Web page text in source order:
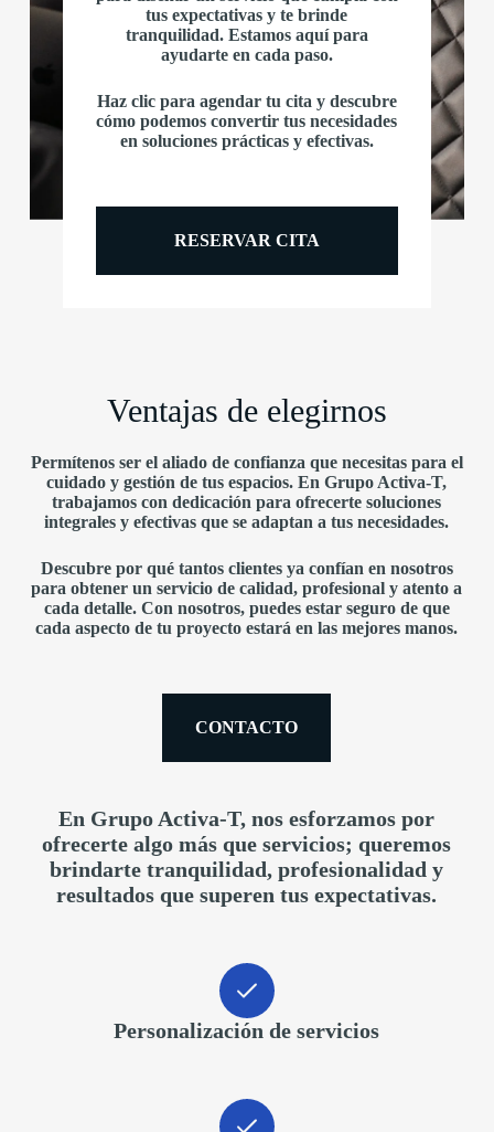
tus expectativas y te brinde
tranquilidad. Estamos aquí para
ayudarte en cada paso.
Haz clic para agendar tu cita y descubre
cómo podemos convertir tus necesidades
en soluciones prácticas y efectivas.
RESERVAR CITA
Ventajas de elegirnos
Permítenos ser el aliado de confianza que necesitas para el
cuidado y gestión de tus espacios. En Grupo Activa-T,
trabajamos con dedicación para ofrecerte soluciones
integrales y efectivas que se adaptan a tus necesidades.
Descubre por qué tantos clientes ya confían en nosotros
para obtener un servicio de calidad, profesional y atento a
cada detalle. Con nosotros, puedes estar seguro de que
cada aspecto de tu proyecto estará en las mejores manos.
CONTACTO
En Grupo Activa-T, nos esforzamos por
ofrecerte algo más que servicios; queremos
brindarte tranquilidad, profesionalidad y
resultados que superen tus expectativas.
Personalización de servicios